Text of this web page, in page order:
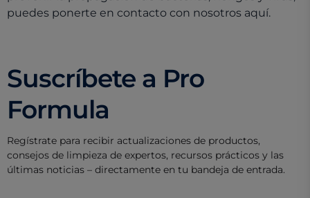
puedes ponerte en contacto con nosotros aquí.
Suscríbete a Pro
Formula
Regístrate para recibir actualizaciones de productos,
consejos de limpieza de expertos, recursos prácticos y las
últimas noticias – directamente en tu bandeja de entrada.